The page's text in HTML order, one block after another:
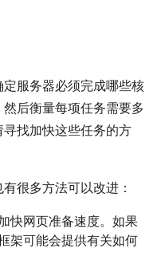
服务器必须完成哪些核
后衡量每项任务需要多
找加快这些任务的方
很多方法可以改进：
快网页准备速度。如果
架可能会提供有关如何